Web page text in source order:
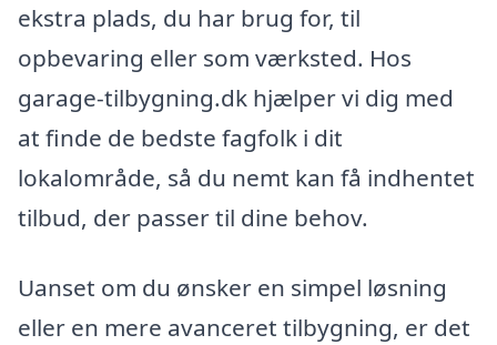
ekstra plads, du har brug for, til
opbevaring eller som værksted. Hos
garage-tilbygning.dk hjælper vi dig med
at finde de bedste fagfolk i dit
lokalområde, så du nemt kan få indhentet
tilbud, der passer til dine behov.
Uanset om du ønsker en simpel løsning
eller en mere avanceret tilbygning, er det